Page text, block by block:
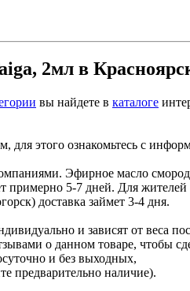
2мл в
вы найдете в каталоге
для этого ознакомьтесь с
Эфирное масло
5-7 дней. Для
доставка займет 3-4 дня.
и зависят от веса
о данном товаре, чтобы
и без выходных,
предварительно наличие).